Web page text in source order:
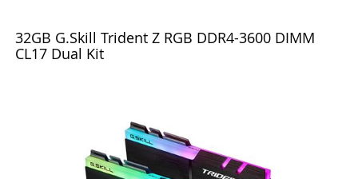
32GB G.Skill Trident Z RGB DDR4-3600 DIMM
CL17 Dual Kit